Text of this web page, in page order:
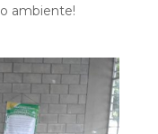
ambiente!